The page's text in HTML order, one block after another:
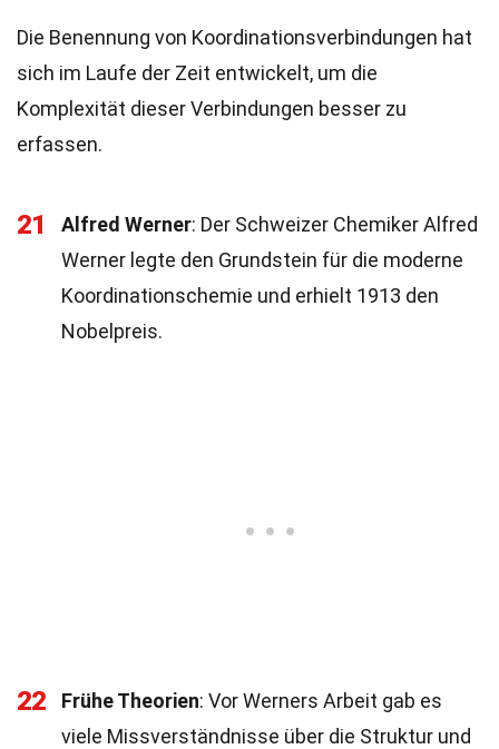
Die Benennung von Koordinationsverbindungen hat
sich im Laufe der Zeit entwickelt, um die
Komplexität dieser Verbindungen besser zu
erfassen.
21 Alfred Werner: Der Schweizer Chemiker Alfred
Werner legte den Grundstein für die moderne
Koordinationschemie und erhielt 1913 den
Nobelpreis.
22 Frühe Theorien: Vor Werners Arbeit gab es
viele Missverständnisse über die Struktur und